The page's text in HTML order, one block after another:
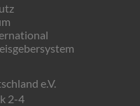
e.V.
2-4